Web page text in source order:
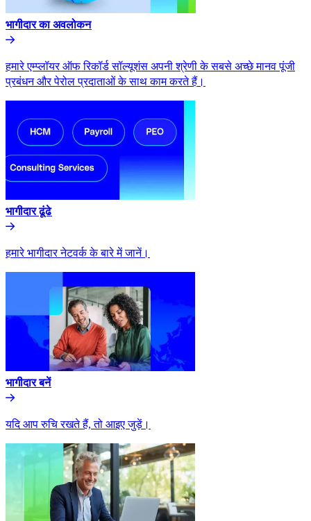
भागीदार का अवलोकन​​
हमारे एम्प्लॉयर ऑफ रिकॉर्ड सॉल्यूशंस अपनी श्रेणी के सबसे अच्छे मानव पूंजी
प्रबंधन और पेरोल प्रदाताओं के साथ काम करते हैं।​​
भागीदार ढूंढे​​
हमारे भागीदार नेटवर्क के बारे में जानें।​​
भागीदार बनें​​
यदि आप रुचि रखते हैं, तो आइए जुड़ें।​​